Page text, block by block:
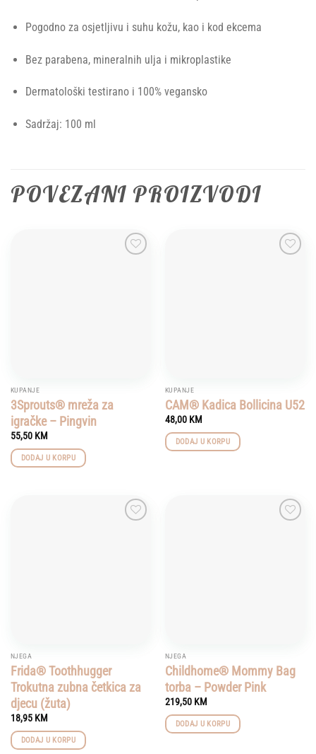
Pogodno za osjetljivu i suhu kožu, kao i kod ekcema
Bez parabena, mineralnih ulja i mikroplastike
Dermatološki testirano i 100% vegansko
Sadržaj: 100 ml
POVEZANI PROIZVODI
KUPANJE
3Sprouts® mreža za
igračke – Pingvin
55,50 KM
DODAJ U KORPU
KUPANJE
CAM® Kadica Bollicina U52
48,00 KM
DODAJ U KORPU
NJEGA
Frida® Toothhugger
Trokutna zubna četkica za
djecu (žuta)
18,95 KM
DODAJ U KORPU
NJEGA
Childhome® Mommy Bag
torba – Powder Pink
219,50 KM
DODAJ U KORPU